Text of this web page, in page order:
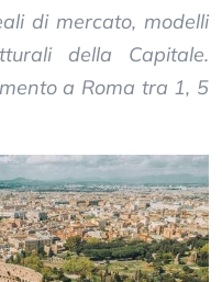
di mercato, modelli
della Capitale.
a Roma tra 1, 5